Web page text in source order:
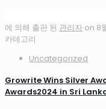
에 의해 출판 된 관리자 on 8
카테고리
Uncategorized
Growrite Wins Silver
Awards2024 in Sri